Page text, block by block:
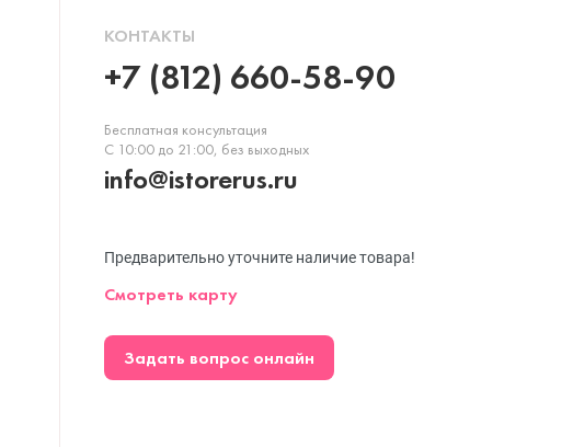
КОНТАКТЫ
+7 (812) 660-58-90
Бесплатная консультация
С 10:00 до 21:00, без выходных
info@istorerus.ru
Предварительно уточните наличие товара!
Смотреть карту
Задать вопрос онлайн